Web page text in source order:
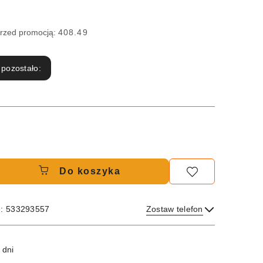
promocją: 408.49
Do koszyka
533293557 Zostaw telefon
Wyślij
dni